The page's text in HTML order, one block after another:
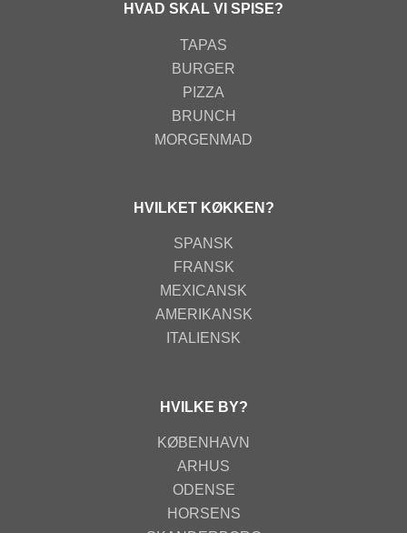
HVAD SKAL VI SPISE?
TAPAS
BURGER
PIZZA
BRUNCH
MORGENMAD
HVILKET KØKKEN?
SPANSK
FRANSK
MEXICANSK
AMERIKANSK
ITALIENSK
HVILKE BY?
KØBENHAVN
ARHUS
ODENSE
HORSENS